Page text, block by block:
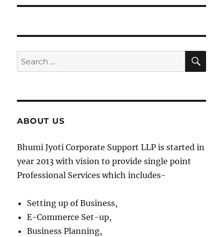
Search
for:
ABOUT US
Bhumi Jyoti Corporate Support LLP is started in
year 2013 with vision to provide single point
Professional Services which includes-
Setting up of Business,
E-Commerce Set-up,
Business Planning,